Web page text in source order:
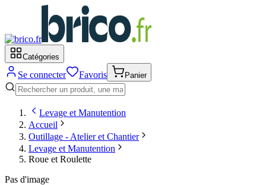
Catégories
Se connecter Favoris Panier
Levage et Manutention
Accueil
Outillage - Atelier et Chantier
Levage et Manutention
Roue et Roulette
Pas d'image